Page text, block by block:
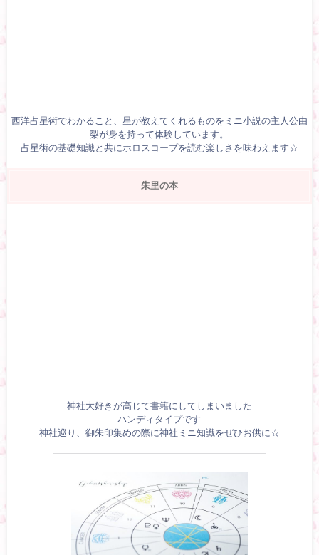
西洋占星術でわかること、星が教えてくれるものをミニ小説の主人公由
梨が身を持って体験しています。
占星術の基礎知識と共にホロスコープを読む楽しさを味わえます☆
朱里の本
神社大好きが高じて書籍にしてしまいました
ハンディタイプです
神社巡り、御朱印集めの際に神社ミニ知識をぜひお供に☆